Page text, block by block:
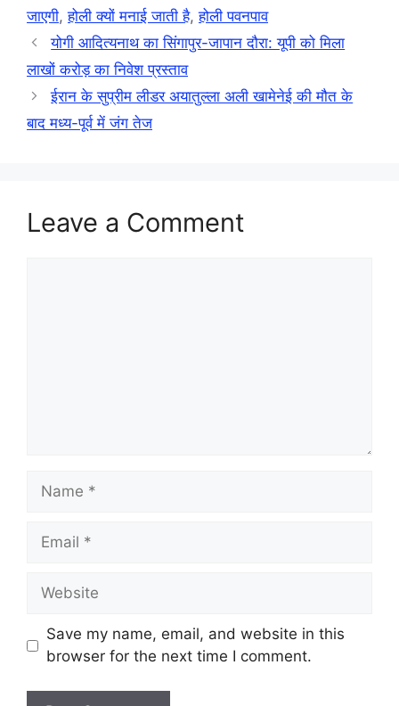
जाएगी,होली क्यों मनाई जाती है,होली पवनपाव
योगी आदित्यनाथ का सिंगापुर-जापान दौरा: यूपी को मिला
लाखों करोड़ का निवेश प्रस्ताव
ईरान के सुप्रीम लीडर अयातुल्ला अली खामेनेई की मौत के
बाद मध्य-पूर्व में जंग तेज
Leave a Comment
Name
Email
Website
Save my name, email, and website in this
browser for the next time I comment.